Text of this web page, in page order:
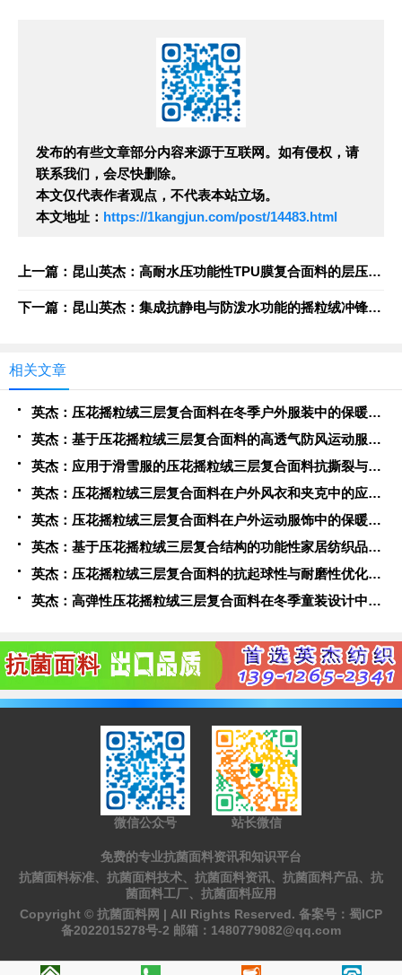
发布的有些文章部分内容来源于互联网。如有侵权，请
联系我们，会尽快删除。
本文仅代表作者观点，不代表本站立场。
本文地址： https://1kangjun.com/post/14483.html
上一篇：昆山英杰：高耐水压功能性TPU膜复合面料的层压工艺优化与性能评估
下一篇：昆山英杰：集成抗静电与防泼水功能的摇粒绒冲锋衣复合面料开发实践
相关文章
英杰：压花摇粒绒三层复合面料在冬季户外服装中的保暖性能优化研究
英杰：基于压花摇粒绒三层复合面料的高透气防风运动服饰开发
英杰：应用于滑雪服的压花摇粒绒三层复合面料抗撕裂与耐磨性提升技术
英杰：压花摇粒绒三层复合面料在户外风衣和夹克中的应用与性能
英杰：压花摇粒绒三层复合面料在户外运动服饰中的保暖与透气性能研究
英杰：基于压花摇粒绒三层复合结构的功能性家居纺织品开发与应用
英杰：压花摇粒绒三层复合面料的抗起球性与耐磨性优化技术分析
英杰：高弹性压花摇粒绒三层复合面料在冬季童装设计中的应用实践
微信公众号 站长微信
免费的专业抗菌面料资讯和知识平台
抗菌面料标准、抗菌面料技术、抗菌面料资讯、抗菌面料产品、抗
菌面料工厂、抗菌面料应用
Copyright © 抗菌面料网 | All Rights Reserved. 备案号： 蜀ICP
备2022015278号-2 邮箱： 1480779082@qq.com